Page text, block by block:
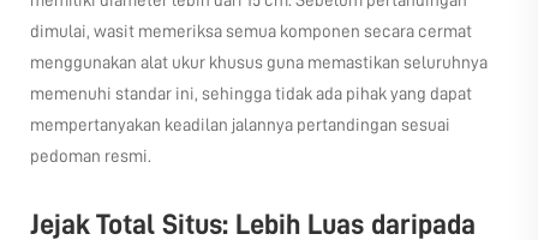
dimulai, wasit memeriksa semua komponen secara cermat
menggunakan alat ukur khusus guna memastikan seluruhnya
memenuhi standar ini, sehingga tidak ada pihak yang dapat
mempertanyakan keadilan jalannya pertandingan sesuai
pedoman resmi.
Jejak Total Situs: Lebih Luas daripada